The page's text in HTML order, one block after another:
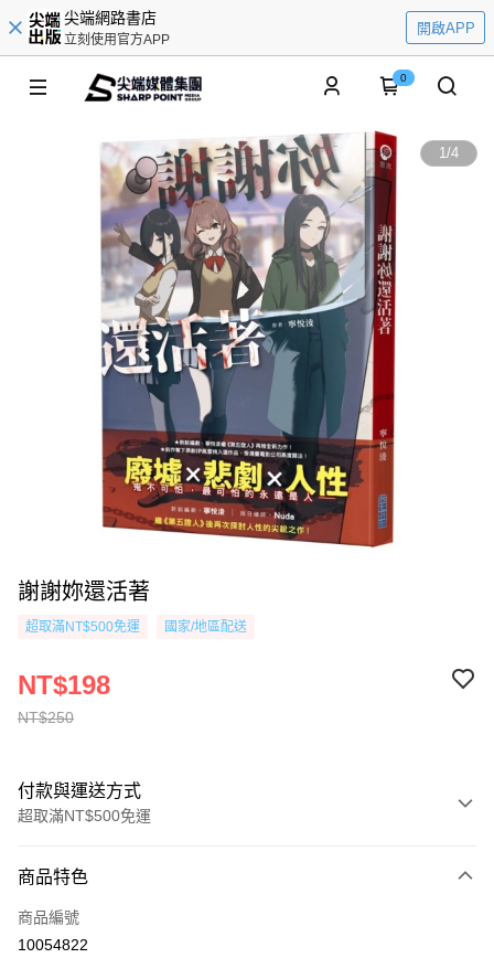
尖端網路書店
立刻使用官方APP
開啟APP
0
1/4
謝謝妳還活著
超取滿NT$500免運 國家/地區配送
NT$250
NT$198
付款與運送方式
超取滿NT$500免運
信用卡一次付款
超商取貨付款
商品特色
商品編號
10054822